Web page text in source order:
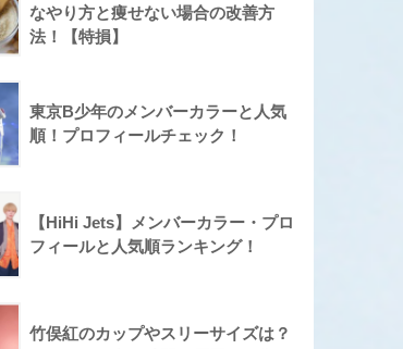
なやり方と痩せない場合の改善方
法！【特損】
東京B少年のメンバーカラーと人気
順！プロフィールチェック！
【HiHi Jets】メンバーカラー・プロ
フィールと人気順ランキング！
竹俣紅のカップやスリーサイズは？